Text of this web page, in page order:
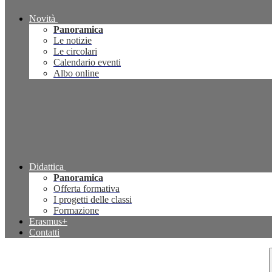
Novità
Panoramica
Le notizie
Le circolari
Calendario eventi
Albo online
Didattica
Panoramica
Offerta formativa
I progetti delle classi
Formazione
Erasmus+
Contatti